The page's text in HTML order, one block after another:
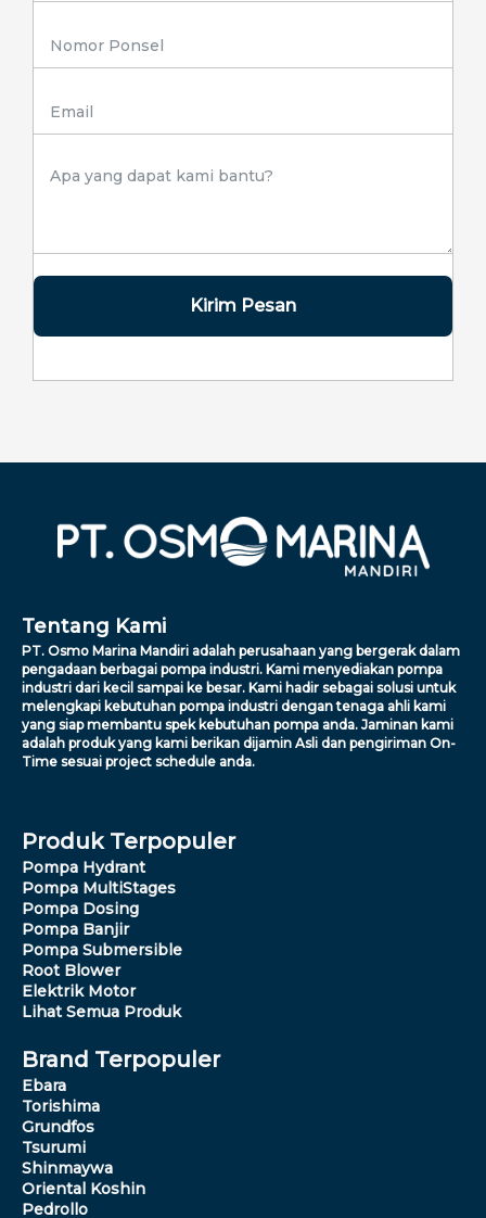
Kirim Pesan
Tentang Kami
PT. Osmo Marina Mandiri adalah perusahaan yang bergerak dalam
pengadaan berbagai pompa industri. Kami menyediakan pompa
industri dari kecil sampai ke besar. Kami hadir sebagai solusi untuk
melengkapi kebutuhan pompa industri dengan tenaga ahli kami
yang siap membantu spek kebutuhan pompa anda. Jaminan kami
adalah produk yang kami berikan dijamin Asli dan pengiriman On-
Time sesuai project schedule anda.
Produk Terpopuler
Pompa Hydrant
Pompa MultiStages
Pompa Dosing
Pompa Banjir
Pompa Submersible
Root Blower
Elektrik Motor
Lihat Semua Produk
Brand Terpopuler
Ebara
Torishima
Grundfos
Tsurumi
Shinmaywa
Oriental Koshin
Pedrollo